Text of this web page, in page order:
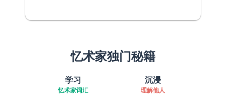
忆术家独门秘籍
学习
忆术家词汇
沉浸
理解他人